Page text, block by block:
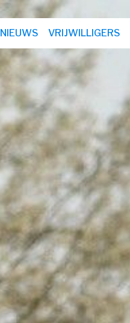
NIEUWS VRIJWILLIGERS